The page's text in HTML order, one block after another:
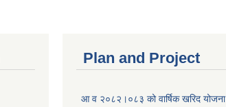
Plan and Project
आ व २०८२।०८३ को वार्षिक खरिद योजना